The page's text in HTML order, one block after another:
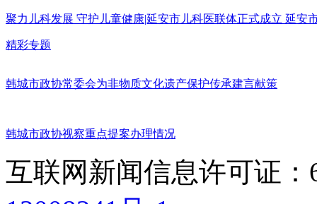
聚力儿科发展 守护儿童健康|延安市儿科医联体正式成立 延安
精彩专题
韩城市政协常委会为非物质文化遗产保护传承建言献策
韩城市政协视察重点提案办理情况
互联网新闻信息许可证：